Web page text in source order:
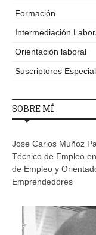
Formación
Intermediación
Orientación laboral
Suscriptores
SOBRE MÍ
Jose Carlos Muñoz
Técnico de Empleo
de Empleo y
Emprendedores